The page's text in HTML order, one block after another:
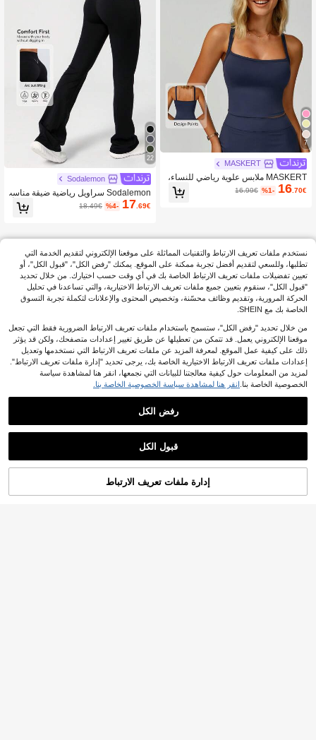
7
MASKERT
MASKERT ملابس علوية رياضي للنساء،
ملابس علوية لياقة بدنية للجري، ملابس يو
غا، مريحة وصديقة للبشرة للاستخدام اليو
16.70€
%1-
16.99€
22
Sodalemon
Sodalemon سراويل رياضية ضيقة مناسب
ة للرقص والتمدد والتمارس اليوغا، لون أ
17 .69€
%4-
18.49€
تسوق الآن
التسوق بنجاح
نستخدم ملفات تعريف الارتباط والتقنيات المماثلة على موقعنا الإلكتروني لتقديم الخدمة التي
تطلبها، وللسعي لتقديم أفضل تجربة ممكنة على الموقع. يمكنك "رفض الكل"، "قبول الكل"، أو
تعيين تفضيلات ملفات تعريف الارتباط الخاصة بك في أي وقت حسب اختيارك. من خلال تحديد
"قبول الكل"، سنقوم بتعيين جميع ملفات تعريف الارتباط الاختيارية، والتي تساعدنا في تحليل
الحركة المرورية، وتقديم وظائف محسّنة، وتخصيص المحتوى والإعلانات لتكملة تجربة التسوق
الخاصة بك مع SHEIN.
من خلال تحديد "رفض الكل"، ستسمح باستخدام ملفات تعريف الارتباط الضرورية فقط التي تجعل
موقعنا الإلكتروني يعمل. قد تتمكن من تعطيلها عن طريق تغيير إعدادات متصفحك، ولكن قد يؤثر
ذلك على كيفية عمل الموقع. لمعرفة المزيد عن ملفات تعريف الارتباط التي نستخدمها وتعديل
إعدادات ملفات تعريف الارتباط الاختيارية الخاصة بك، يرجى تحديد "إدارة ملفات تعريف الارتباط".
لمزيد من المعلومات حول كيفية معالجتنا للبيانات التي نجمعها، انقر هنا لمشاهدة سياسة
الخصوصية الخاصة بنا. انقر هنا لمشاهدة سياسة الخصوصية الخاصة بنا.
رفض الكل
قبول الكل
إدارة ملفات تعريف الارتباط